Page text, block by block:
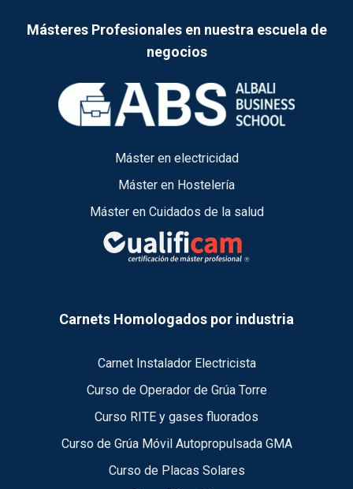
Másteres Profesionales en nuestra escuela de
negocios
Máster en electricidad
Máster en Hostelería
Máster en Cuidados de la salud
Carnets Homologados por industria
Carnet Instalador Electricista
Curso de Operador de Grúa Torre
Curso RITE y gases fluorados
Curso de Grúa Móvil Autopropulsada GMA
Curso de Placas Solares